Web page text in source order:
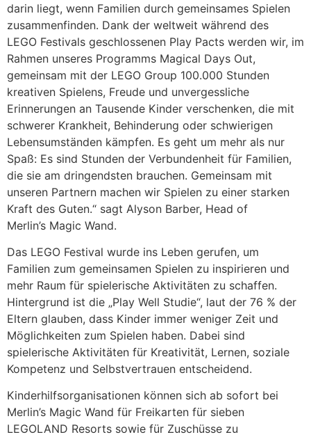
darin liegt, wenn Familien durch gemeinsames Spielen
zusammenfinden. Dank der weltweit während des
LEGO Festivals geschlossenen Play Pacts werden wir, im
Rahmen unseres Programms Magical Days Out,
gemeinsam mit der LEGO Group 100.000 Stunden
kreativen Spielens, Freude und unvergessliche
Erinnerungen an Tausende Kinder verschenken, die mit
schwerer Krankheit, Behinderung oder schwierigen
Lebensumständen kämpfen. Es geht um mehr als nur
Spaß: Es sind Stunden der Verbundenheit für Familien,
die sie am dringendsten brauchen. Gemeinsam mit
unseren Partnern machen wir Spielen zu einer starken
Kraft des Guten.“ sagt Alyson Barber, Head of
Merlin’s Magic Wand.
Das LEGO Festival wurde ins Leben gerufen, um
Familien zum gemeinsamen Spielen zu inspirieren und
mehr Raum für spielerische Aktivitäten zu schaffen.
Hintergrund ist die „Play Well Studie“, laut der 76 % der
Eltern glauben, dass Kinder immer weniger Zeit und
Möglichkeiten zum Spielen haben. Dabei sind
spielerische Aktivitäten für Kreativität, Lernen, soziale
Kompetenz und Selbstvertrauen entscheidend.
Kinderhilfsorganisationen können sich ab sofort bei
Merlin’s Magic Wand für Freikarten für sieben
LEGOLAND Resorts sowie für Zuschüsse zu